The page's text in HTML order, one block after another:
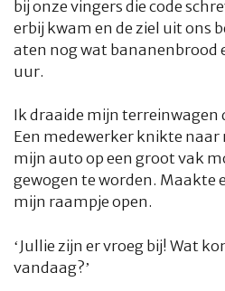
bij onze vingers die code
erbij kwam en de ziel uit ons
aten nog wat bananenbrood
uur.
Ik draaide mijn terreinwagen
Een medewerker knikte naar
mijn auto op een groot vak
gewogen te worden. Maakte
mijn raampje open.
‘Jullie zijn er vroeg bij! Wat
vandaag?’